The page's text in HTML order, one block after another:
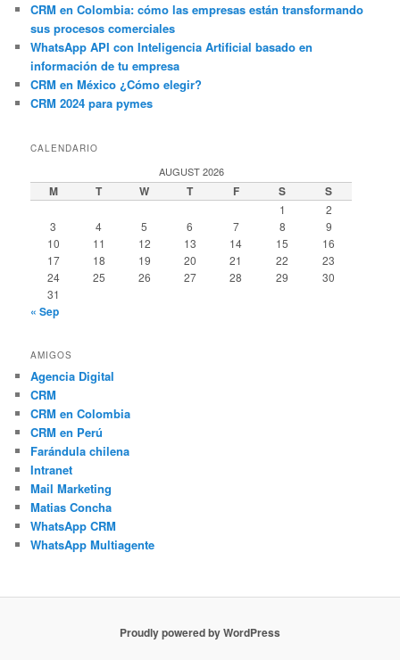
CRM en Colombia: cómo las empresas están transformando
sus procesos comerciales
WhatsApp API con Inteligencia Artificial basado en
información de tu empresa
CRM en México ¿Cómo elegir?
CRM 2024 para pymes
CALENDARIO
AUGUST 2026
M T W T F S S
1
2
3
4 5 6 7 8
9
10
11 12 13 14 15
16
17
18 19 20 21 22
23
24
25 26 27 28 29
30
31
« Sep
AMIGOS
Agencia Digital
CRM
CRM en Colombia
CRM en Perú
Farándula chilena
Intranet
Mail Marketing
Matias Concha
WhatsApp CRM
WhatsApp Multiagente
Proudly powered by WordPress